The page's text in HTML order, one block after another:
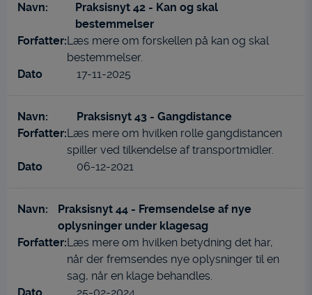
Praksisnyt 42 - Kan og skal
bestemmelser
Læs mere om forskellen på kan og skal
bestemmelser.
17-11-2025
Praksisnyt 43 - Gangdistance
Læs mere om hvilken rolle gangdistancen
spiller ved tilkendelse af transportmidler.
06-12-2021
Praksisnyt 44 - Fremsendelse af nye
oplysninger under klagesag
Læs mere om hvilken betydning det har,
når der fremsendes nye oplysninger til en
sag, når en klage behandles.